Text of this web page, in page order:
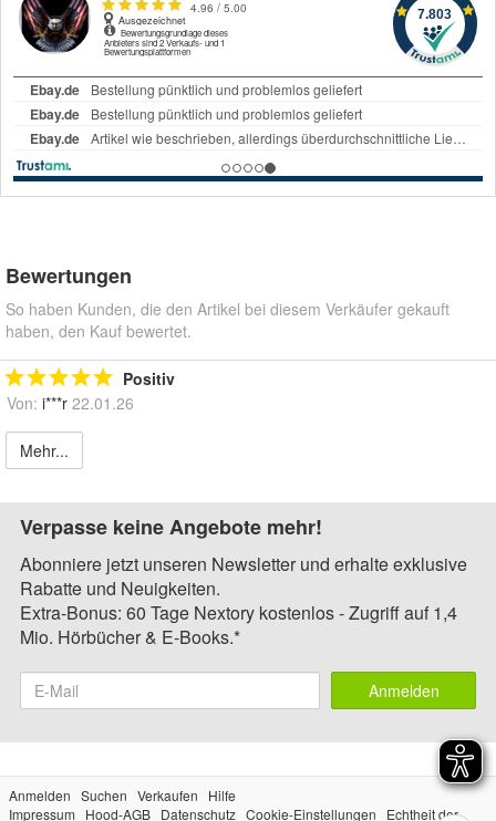
Bewertungen
So haben Kunden, die den Artikel bei diesem Verkäufer gekauft
haben, den Kauf bewertet.
Positiv
Von: i***r 22.01.26
Mehr...
Verpasse keine Angebote mehr!
Abonniere jetzt unseren Newsletter und erhalte exklusive
Rabatte und Neuigkeiten.
Extra-Bonus: 60 Tage Nextory kostenlos - Zugriff auf 1,4
Mio. Hörbücher & E-Books.*
Anmelden
Anmelden Suchen Verkaufen
Hilfe
Impressum
Hood-AGB Datenschutz Cookie-Einstellungen Echtheit der